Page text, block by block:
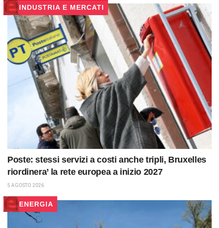
INDUSTRIA E MERCATI
Poste: stessi servizi a costi anche tripli, Bruxelles
riordinera’ la rete europea a inizio 2027
5 AGOSTO 2026
ENERGIA